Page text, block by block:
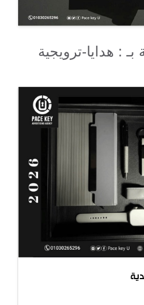
: هدايا-ترويجية-